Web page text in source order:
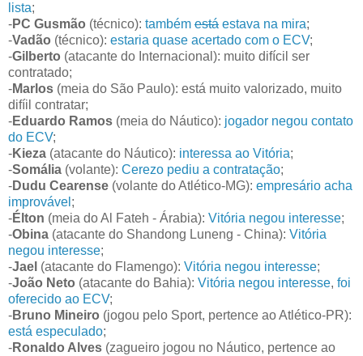
lista;
-PC Gusmão (técnico): também está estava na mira;
-Vadão (técnico): estaria quase acertado com o ECV;
-Gilberto (atacante do Internacional): muito difícil ser
contratado;
-Marlos (meia do São Paulo): está muito valorizado, muito
difíil contratar;
-Eduardo Ramos (meia do Náutico): jogador negou contato
do ECV;
-Kieza (atacante do Náutico): interessa ao Vitória;
-Somália (volante): Cerezo pediu a contratação;
-Dudu Cearense (volante do Atlético-MG): empresário acha
improvável ;
-Élton (meia do Al Fateh - Árabia): Vitória negou interesse;
-Obina (atacante do Shandong Luneng - China): Vitória
negou interesse;
-Jael (atacante do Flamengo): Vitória negou interesse;
-João Neto (atacante do Bahia): Vitória negou interesse, foi
oferecido ao ECV;
-Bruno Mineiro (jogou pelo Sport, pertence ao Atlético-PR):
está especulado;
-Ronaldo Alves (zagueiro jogou no Náutico, pertence ao